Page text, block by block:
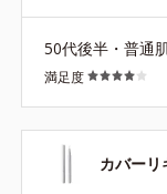
夫！使いやすく
ように容器のキ
くい・・せめて
ば開けやすいの
します．
50代後半・普通
満足度
カバーリ